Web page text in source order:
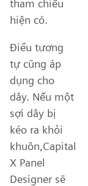
tham chiếu
hiện có.
Điều tương
tự cũng áp
dụng cho
dây. Nếu một
sợi dây bị
kéo ra khỏi
khuôn,Capital
X Panel
Designer sẽ